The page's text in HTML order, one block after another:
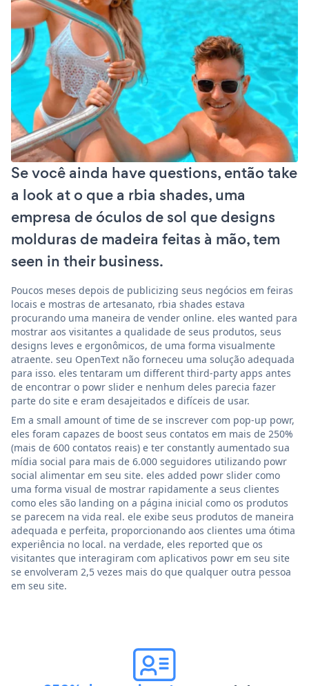
Se você ainda have questions, então take
a look at o que a rbia shades, uma
empresa de óculos de sol que designs
molduras de madeira feitas à mão, tem
seen in their business.
Poucos meses depois de publicizing seus negócios em feiras
locais e mostras de artesanato, rbia shades estava
procurando uma maneira de vender online. eles wanted para
mostrar aos visitantes a qualidade de seus produtos, seus
designs leves e ergonômicos, de uma forma visualmente
atraente. seu OpenText não forneceu uma solução adequada
para isso. eles tentaram um different third-party apps antes
de encontrar o powr slider e nenhum deles parecia fazer
parte do site e eram desajeitados e difíceis de usar.
Em a small amount of time de se inscrever com pop-up powr,
eles foram capazes de boost seus contatos em mais de 250%
(mais de 600 contatos reais) e ter constantly aumentado sua
mídia social para mais de 6.000 seguidores utilizando powr
social alimentar em seu site. eles added powr slider como
uma forma visual de mostrar rapidamente a seus clientes
como eles são landing on a página inicial como os produtos
se parecem na vida real. ele exibe seus produtos de maneira
adequada e perfeita, proporcionando aos clientes uma ótima
experiência no local. na verdade, eles reported que os
visitantes que interagiram com aplicativos powr em seu site
se envolveram 2,5 vezes mais do que qualquer outra pessoa
em seu site.